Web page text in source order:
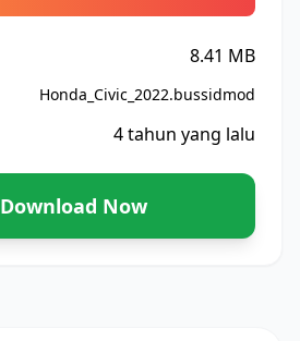
8.41 MB
Honda_Civic_2022.bussidmod
4 tahun yang lalu
Download Now